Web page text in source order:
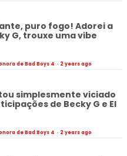
puro fogo! Adorei a
G, trouxe uma vibe
de Bad Boys 4 · 2 years ago
simplesmente viciado
de Becky G e El
de Bad Boys 4 · 2 years ago